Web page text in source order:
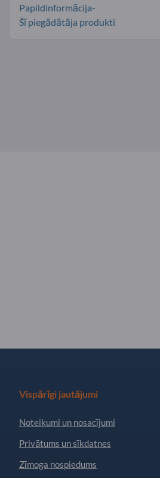
Papildinformācija-
Šī piegādātāja produkti
Vispārīgi jautājumi
Noteikumi un nosacījumi
Privātums un sīkdatnes
Zīmoga nospiedums